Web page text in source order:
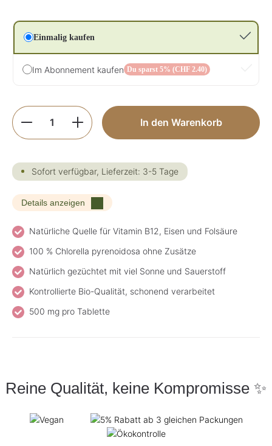
Einmalig kaufen
Im Abonnement kaufen Du sparst 5% (CHF 2.40)
Produkt Anzahl: Gib den gewünschten
In den Warenkorb
Sofort verfügbar, Lieferzeit: 3-5 Tage
Details anzeigen
Natürliche Quelle für Vitamin B12, Eisen und Folsäure
100 % Chlorella pyrenoidosa ohne Zusätze
Natürlich gezüchtet mit viel Sonne und Sauerstoff
Kontrollierte Bio-Qualität, schonend verarbeitet
500 mg pro Tablette
Reine Qualität, keine Kompromisse ✨